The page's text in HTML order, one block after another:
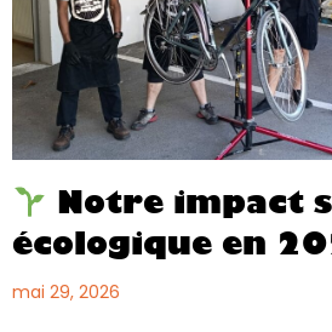
Notre impact
écologique en
mai 29, 2026